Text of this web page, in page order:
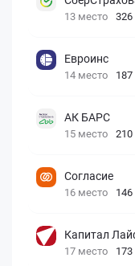
13 место 326
Евроинс
14 место
АК БАРС
15 место 210
Согласие
16 место
Капитал
17 место